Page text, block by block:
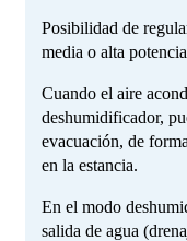
Posibilidad de
media o alta
Cuando el aire
deshumidificador,
evacuación, de
en la estancia.
En el modo
salida de agua